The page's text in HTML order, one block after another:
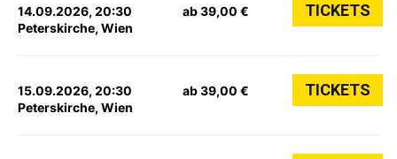
14.09.2026, 20:30
Peterskirche, Wien
ab 39,00 € TICKETS
15.09.2026, 20:30
Peterskirche, Wien
ab 39,00 € TICKETS